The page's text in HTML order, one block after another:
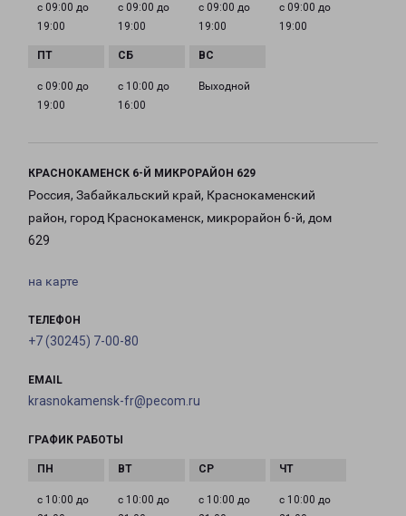
с 09:00 до
19:00
с 09:00 до
19:00
с 09:00 до
19:00
с 09:00 до
19:00
с 09:00 до
19:00
с 10:00 до
16:00
Выходной
КРАСНОКАМЕНСК 6-Й МИКРОРАЙОН 629
Россия, Забайкальский край, Краснокаменский
район, город Краснокаменск, микрорайон 6-й, дом
629
на карте
ТЕЛЕФОН
+7 (30245) 7-00-80
EMAIL
krasnokamensk-fr@pecom.ru
ГРАФИК РАБОТЫ
с 10:00 до
с 10:00 до
с 10:00 до
с 10:00 до